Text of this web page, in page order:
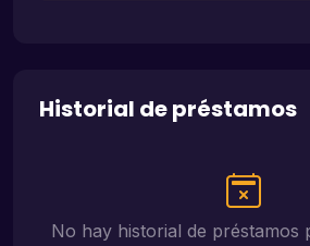
Historial de préstamos
No hay historial de préstamos